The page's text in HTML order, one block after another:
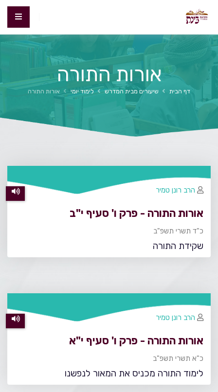
אורות התורה
דף הבית שיעורים מבית המדרש לימוד יומי אורות התורה
אורות התורה - פרק ו' סעיף י"ב
כ"ד תשרי תשפ"ב
שקידת התורה
הרב רונן טמיר
אורות התורה - פרק ו' סעיף י"א
כ"א תשרי תשפ"ב
לימוד התורה מכניס את המאור לנפשנו
הרב רונן טמיר